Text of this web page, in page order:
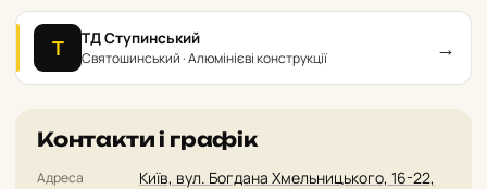
Т ТД Ступинський
Святошинський · Алюмінієві конструкції →
Контакти і графік
Адреса
Київ, вул. Богдана Хмельницького, 16-22,